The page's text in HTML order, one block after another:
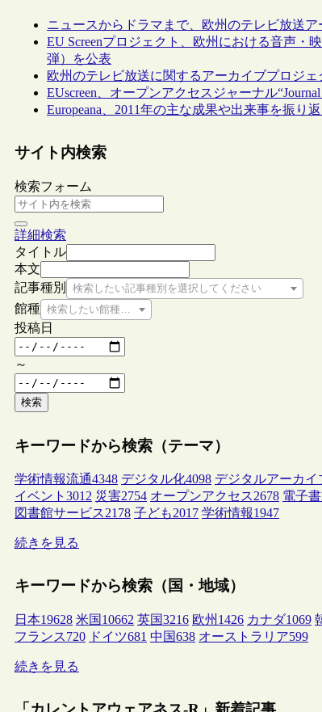
ニュースからドラマまで、欧州のテレビ放送ア
EU Screenプロジェクト、欧州における音声・
弾）を公表
欧州のテレビ放送に関するアーカイブプロジェ
EUscreen、オープンアクセスジャーナル“Journal
Europeana、2011年の主な成果や出来事を振り
サイト内検索
検索フォーム
詳細検索
タイトル
本文
記事種別
検索したい記事種別を選択してください
館種 検索したい館種を選択してください
投稿日
～
検索
キーワードから検索（テーマ）
学術情報流通4348 デジタル化4098 デジタルアーカイ
イベント 3012 災害2754 オープンアクセス2678 電子
図書館サービス2178 子ども2017 学術情報1947
続きを見る
キーワードから検索（国・地域）
日本19628 米国 10662 英国3216 欧州 1426 カナダ1069
フランス720 ドイツ681 中国638 オーストラリア599
続きを見る